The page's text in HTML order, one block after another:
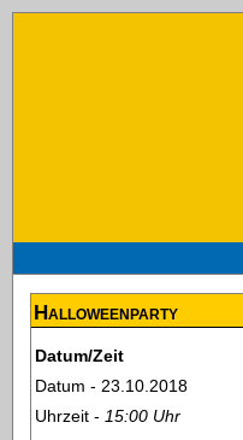
Halloweenparty
Datum/Zeit
Datum - 23.10.2018
Uhrzeit - 15:00 Uhr